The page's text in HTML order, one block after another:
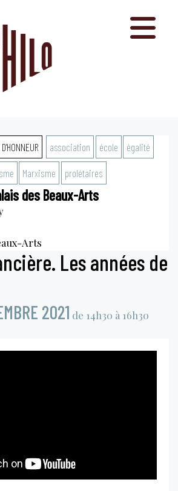
association école égalité
Marxisme prolétaires
des Beaux-Arts
Arts
Les années de
2021 de 14h30 à 16h30